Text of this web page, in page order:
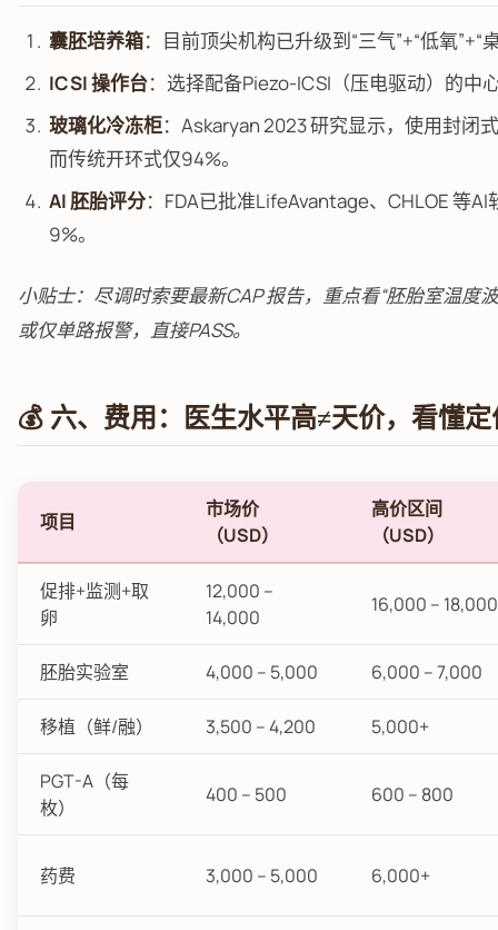
囊胚培养箱：目前顶尖机构已升级到“三气”+“低氧
ICSI 操作台：选择配备Piezo-ICSI（压电驱动）的中
玻璃化冷冻柜：Askaryan 2023 研究显示，使用封闭
而传统开环式仅94%。
AI 胚胎评分：FDA已批准LifeAvantage、CHLOE 等
9%。
小贴士：尽调时索要最新CAP 报告，重点看“胚胎室温度
或仅单路报警，直接PASS。
💰 六、费用：医生水平高≠天价，看懂
项目
市场价
（USD）
高价区间
（USD）
促排+监测+取
卵
12,000 –
14,000
16,000 – 18,000
胚胎实验室 4,000 – 5,000 6,000 – 7,000
移植（鲜/融） 3,500 – 4,200 5,000+
PGT-A（每
枚）
400 – 500 600 – 800
药费 3,000 – 5,000 6,000+